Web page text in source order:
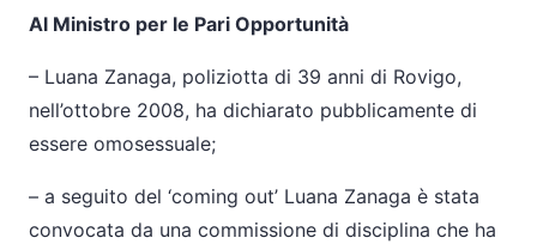
Al Ministro per le Pari Opportunità
– Luana Zanaga, poliziotta di 39 anni di Rovigo,
nell’ottobre 2008, ha dichiarato pubblicamente di
essere omosessuale;
– a seguito del ‘coming out’ Luana Zanaga è stata
convocata da una commissione di disciplina che ha